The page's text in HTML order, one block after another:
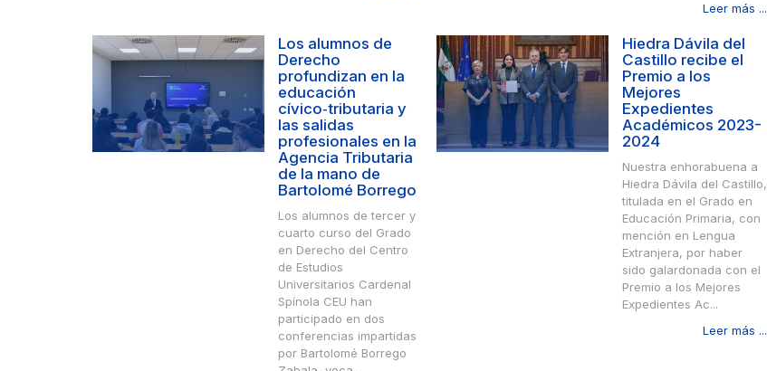
Leer más ...
Los alumnos de
Derecho
profundizan en la
educación
cívico‑tributaria y
las salidas
profesionales en la
Agencia Tributaria
de la mano de
Bartolomé Borrego
Los alumnos de tercer y
cuarto curso del Grado
en Derecho del Centro
de Estudios
Universitarios Cardenal
Spínola CEU han
participado en dos
conferencias impartidas
por Bartolomé Borrego
Hiedra Dávila del
Castillo recibe el
Premio a los
Mejores
Expedientes
Académicos 2023-
2024
Nuestra enhorabuena a
Hiedra Dávila del Castillo,
titulada en el Grado en
Educación Primaria, con
mención en Lengua
Extranjera, por haber
sido galardonada con el
Premio a los Mejores
Expedientes Ac...
Leer más ...